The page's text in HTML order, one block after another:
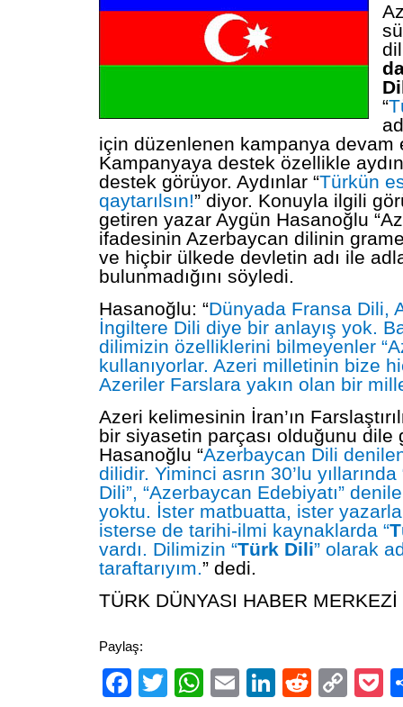
“
için düzenlenen kampanya devam
Kampanyaya destek özellikle
destek görüyor. Aydınlar “Türkün
qaytarılsın!” diyor. Konuyla ilgili
getiren yazar Aygün Hasanoğlu
ifadesinin Azerbaycan dilinin
ve hiçbir ülkede devletin adı ile
bulunmadığını söyledi.
Hasanoğlu: “Dünyada Fransa Dili,
İngiltere Dili diye bir anlayış yok.
dilimizin özelliklerini bilmeyenler
kullanıyorlar. Azeri milletinin bize
Azeriler Farslara yakın olan bir
Azeri kelimesinin İran’ın
bir siyasetin parçası olduğunu dile
Hasanoğlu “Azerbaycan Dili
dilidir. Yiminci asrın 30’lu
Dili”, “Azerbaycan Edebiyatı”
yoktu. İster matbuatta, ister
isterse de tarihi-ilmi kaynaklarda “
vardı. Dilimizin “Türk Dili” olarak
taraftarıyım.” dedi.
TÜRK DÜNYASI HABER MERKEZİ
Paylaş:
Facebook
TwitterWhatsApp
EmailLinkedIn
Reddit